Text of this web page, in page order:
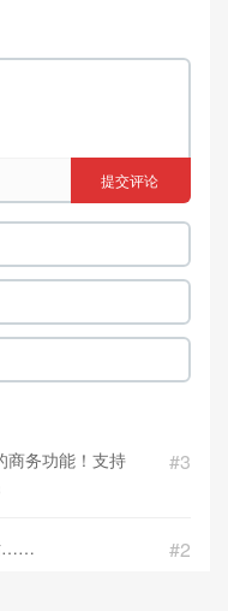
提交评论
#3
商务功能！支持
#2
……